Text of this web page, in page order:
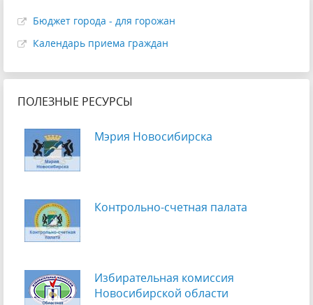
Бюджет города - для горожан
Календарь приема граждан
ПОЛЕЗНЫЕ РЕСУРСЫ
Мэрия Новосибирска
Контрольно-счетная палата
Избирательная комиссия
Новосибирской области